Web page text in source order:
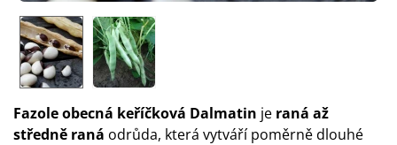
Fazole obecná keříčková Dalmatin je raná až
středně raná odrůda, která vytváří poměrně dlouhé